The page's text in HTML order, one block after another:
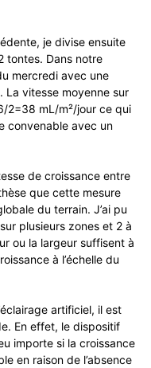
je divise ensuite
tontes. Dans notre
mercredi avec une
La vitesse moyenne sur
2=38 mL/m²/jour ce qui
convenable avec un
de croissance entre
que cette mesure
du terrain. J’ai pu
plusieurs zones et 2 à
ou la largeur suffisent à
à l’échelle du
artificiel, il est
En effet, le dispositif
importe si la croissance
en raison de l’absence